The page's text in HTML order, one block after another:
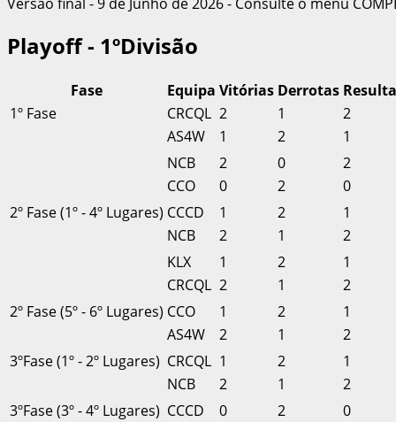
Playoff - 1ºDivisão
Fase Equipa Vitórias Derrotas
1º Fase
CRCQL 2 1
2
AS4W
1 2
1
NCB
2 0
2
CCO
0 2
0
2º Fase (1º - 4º Lugares) CCCD 1 2
1
NCB
2 1
2
KLX
1 2
1
CRCQL 2 1
2
2º Fase (5º - 6º Lugares) CCO 1 2
1
AS4W
2 1
2
3ºFase (1º - 2º Lugares) CRCQL 1 2
1
NCB
2 1
2
3ºFase (3º - 4º Lugares) CCCD 0 2
0